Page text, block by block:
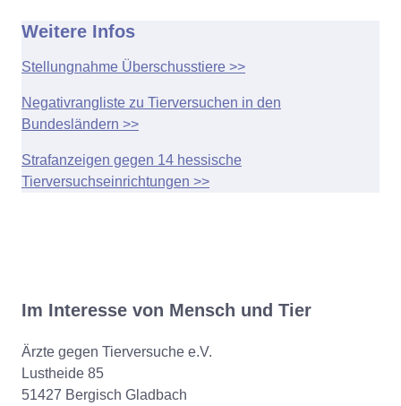
Weitere Infos
Stellungnahme Überschusstiere >>
Negativrangliste zu Tierversuchen in den
Bundesländern >>
Strafanzeigen gegen 14 hessische
Tierversuchseinrichtungen >>
Im Interesse von Mensch und Tier
Ärzte gegen Tierversuche e.V.
Lustheide 85
51427 Bergisch Gladbach